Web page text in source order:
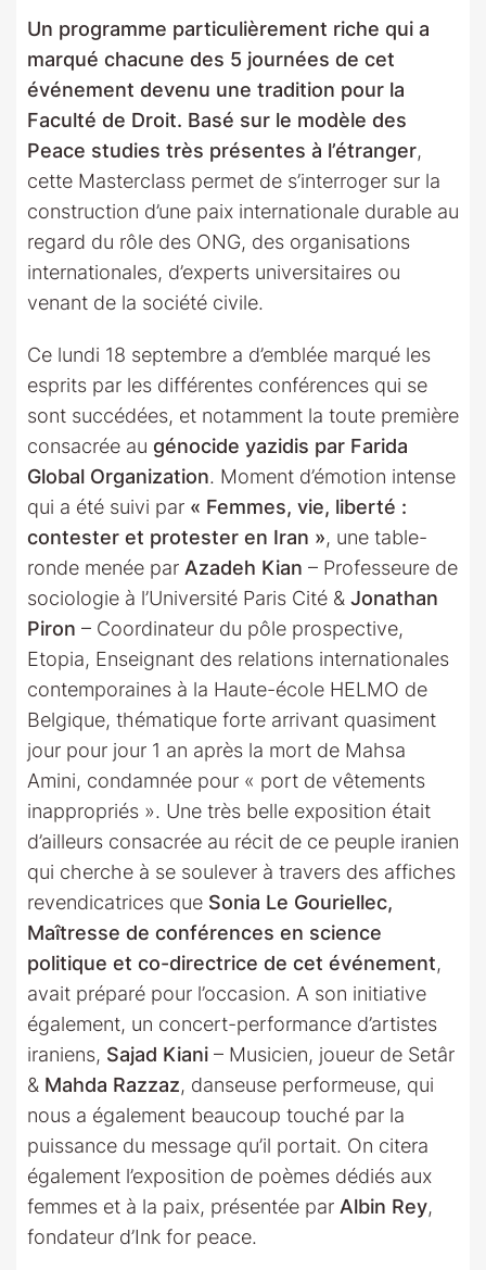
Un programme particulièrement riche qui a
marqué chacune des 5 journées de cet
événement devenu une tradition pour la
Faculté de Droit. Basé sur le modèle des
Peace studies très présentes à l’étranger,
cette Masterclass permet de s’interroger sur la
construction d’une paix internationale durable au
regard du rôle des ONG, des organisations
internationales, d’experts universitaires ou
venant de la société civile.
Ce lundi 18 septembre a d’emblée marqué les
esprits par les différentes conférences qui se
sont succédées, et notamment la toute première
consacrée au génocide yazidis par Farida
Global Organization. Moment d’émotion intense
qui a été suivi par « Femmes, vie, liberté :
contester et protester en Iran », une table-
ronde menée par Azadeh Kian – Professeure de
sociologie à l’Université Paris Cité & Jonathan
Piron – Coordinateur du pôle prospective,
Etopia, Enseignant des relations internationales
contemporaines à la Haute-école HELMO de
Belgique, thématique forte arrivant quasiment
jour pour jour 1 an après la mort de Mahsa
Amini, condamnée pour « port de vêtements
inappropriés ». Une très belle exposition était
d’ailleurs consacrée au récit de ce peuple iranien
qui cherche à se soulever à travers des affiches
revendicatrices que Sonia Le Gouriellec,
Maîtresse de conférences en science
politique et co-directrice de cet événement,
avait préparé pour l’occasion. A son initiative
également, un concert-performance d’artistes
iraniens, Sajad Kiani – Musicien, joueur de Setâr
& Mahda Razzaz, danseuse performeuse, qui
nous a également beaucoup touché par la
puissance du message qu’il portait. On citera
également l’exposition de poèmes dédiés aux
femmes et à la paix, présentée par Albin Rey,
fondateur d’Ink for peace.